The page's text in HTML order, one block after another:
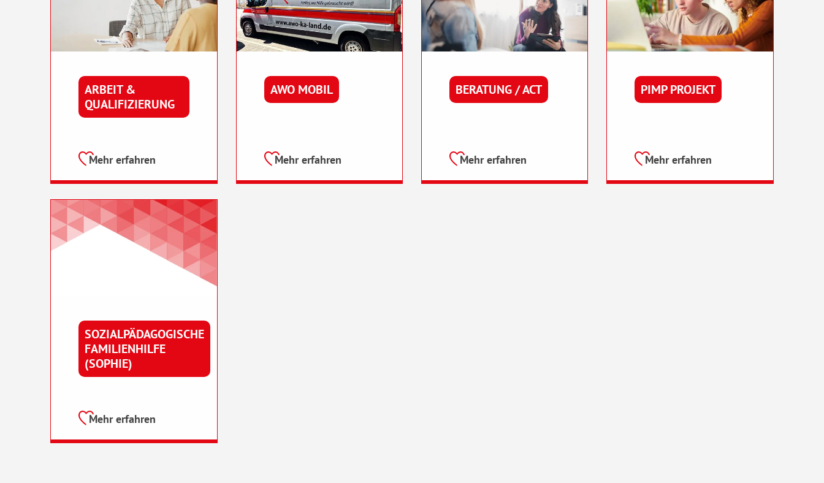
ARBEIT &
QUALIFIZIERUNG
Mehr erfahren
AWO MOBIL
Mehr erfahren
BERATUNG / ACT
Mehr erfahren
PIMP PROJEKT
Mehr erfahren
SOZIALPÄDAGOGISCHE
FAMILIENHILFE
(SOPHIE)
Mehr erfahren